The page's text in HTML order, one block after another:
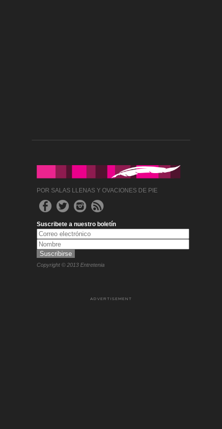
POR SALAS LLENAS Y OVACIONES DE PIE
Suscribete a nuestro boletín
Copyright © 2013 Entretenia
ADVERTISEMENT